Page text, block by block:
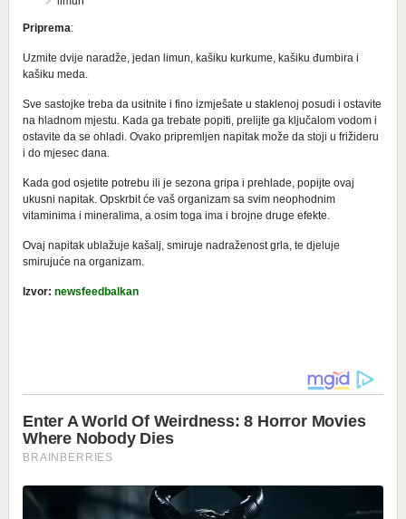
Priprema:
Uzmite dvije naradže, jedan limun, kašiku kurkume, kašiku đumbira i
kašiku meda.
Sve sastojke treba da usitnite i fino izmješate u staklenoj posudi i ostavite
na hladnom mjestu. Kada ga trebate popiti, prelijte ga ključalom vodom i
ostavite da se ohladi. Ovako pripremljen napitak može da stoji u frižideru
i do mjesec dana.
Kada god osjetite potrebu ili je sezona gripa i prehlade, popijte ovaj
ukusni napitak. Opskrbit će vaš organizam sa svim neophodnim
vitaminima i mineralima, a osim toga ima i brojne druge efekte.
Ovaj napitak ublažuje kašalj, smiruje nadraženost grla, te djeluje
smirujuće na organizam.
Izvor: newsfeedbalkan